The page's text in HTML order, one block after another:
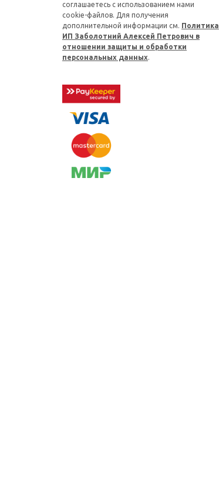
соглашаетесь с использованием нами
cookie-файлов. Для получения
дополнительной информации см. Политика
ИП Заболотний Алексей Петрович в
отношении защиты и обработки
персональных данных.